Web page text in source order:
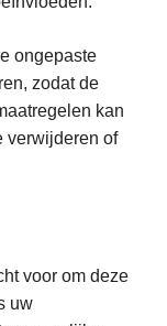
ongepaste
zodat de
kan
verwijderen of
voor om deze
uw